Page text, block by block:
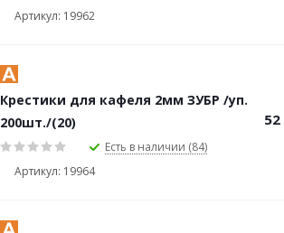
Артикул: 19962
Крестики для кафеля 2мм ЗУБР /уп.
200шт./(20)
Есть в наличии (84)
Артикул: 19964
52